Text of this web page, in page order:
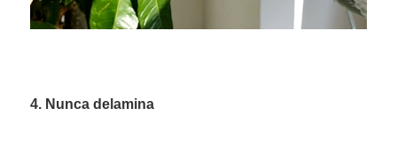
4. Nunca delamina